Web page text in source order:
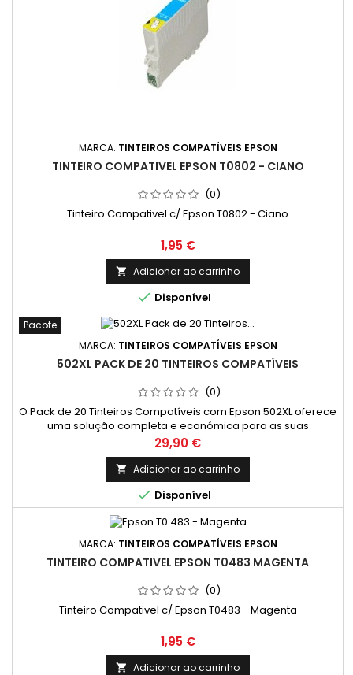
MARCA: TINTEIROS COMPATÍVEIS EPSON
TINTEIRO COMPATIVEL EPSON T0802 - CIANO
(0)
Tinteiro Compativel c/ Epson T0802 - Ciano
Preço
1,95 €
 Adicionar ao carrinho
 Disponível
Pacote
MARCA: TINTEIROS COMPATÍVEIS EPSON
502XL PACK DE 20 TINTEIROS COMPATÍVEIS
(0)
O Pack de 20 Tinteiros Compatíveis com Epson 502XL oferece
uma solução completa e económica para as suas
necessidades de impressão. Composto por 8 tinteiros
pretos, 4 cianos, 4 magentas e 4 amarelos, garante
impressões nítidas e vibrantes, seja para documentos em
preto e branco ou a cores. Projetados para oferecer uma
performance semelhante aos originais,...
Preço
29,90 €
 Adicionar ao carrinho
 Disponível
MARCA: TINTEIROS COMPATÍVEIS EPSON
TINTEIRO COMPATIVEL EPSON T0483 MAGENTA
(0)
Tinteiro Compativel c/ Epson T0483 - Magenta
Preço
1,95 €
 Adicionar ao carrinho